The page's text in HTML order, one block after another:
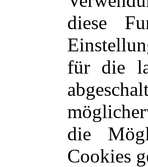
diese
für die
die
Cookies